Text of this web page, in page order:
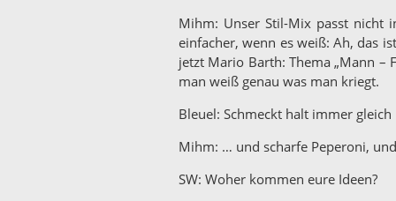
Mihm: Unser Stil-Mix passt nicht
einfacher, wenn es weiß: Ah, das
jetzt Mario Barth: Thema „Mann –
man weiß genau was man kriegt.
Bleuel: Schmeckt halt immer
Mihm: … und scharfe Peperoni,
SW: Woher kommen eure Ideen?